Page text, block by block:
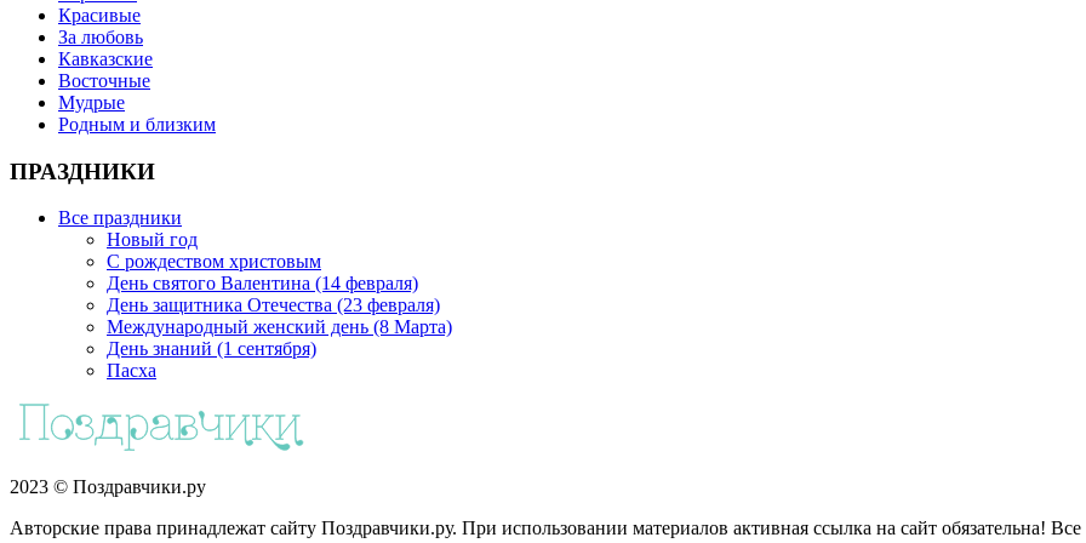
Красивые
За любовь
Кавказские
Восточные
Мудрые
Родным и близким
ПРАЗДНИКИ
Все праздники
Новый год
С рождеством христовым
День святого Валентина (14 февраля)
День защитника Отечества (23 февраля)
Международный женский день (8 Марта)
День знаний (1 сентября)
Пасха
2023 © Поздравчики.ру
Авторские права принадлежат сайту Поздравчики.ру. При использовании материалов активная ссылка на сайт обязательна!